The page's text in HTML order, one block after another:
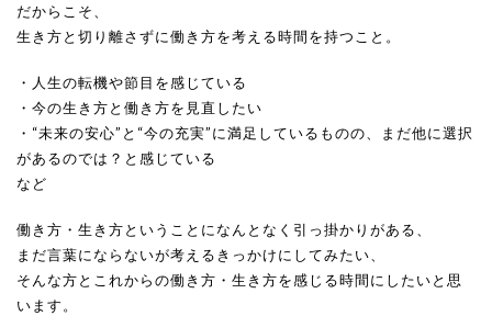
だからこそ、
生き方と切り離さずに働き方を考える時間を持つこと。
・人生の転機や節目を感じている
・今の生き方と働き方を見直したい
・“未来の安心”と“今の充実”に満足しているものの、まだ他に選択
があるのでは？と感じている
など
働き方・生き方ということになんとなく引っ掛かりがある、
まだ言葉にならないが考えるきっかけにしてみたい、
そんな方とこれからの働き方・生き方を感じる時間にしたいと思
います。